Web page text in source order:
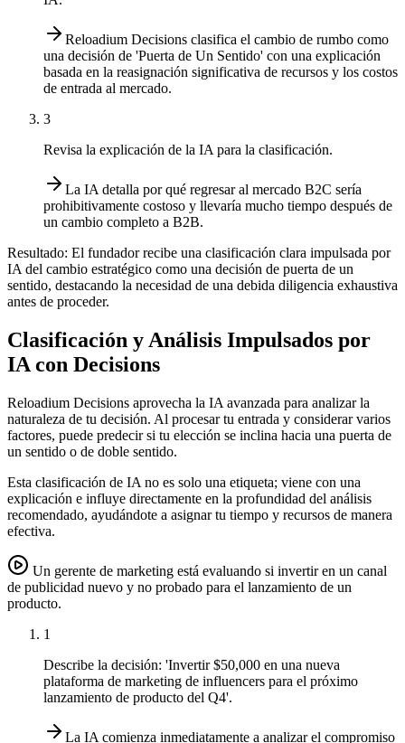
Reloadium Decisions clasifica el cambio de rumbo como
una decisión de 'Puerta de Un Sentido' con una explicación
basada en la reasignación significativa de recursos y los costos
de entrada al mercado.
3
Revisa la explicación de la IA para la clasificación.
La IA detalla por qué regresar al mercado B2C sería
prohibitivamente costoso y llevaría mucho tiempo después de
un cambio completo a B2B.
Resultado: El fundador recibe una clasificación clara impulsada por
IA del cambio estratégico como una decisión de puerta de un
sentido, destacando la necesidad de una debida diligencia exhaustiva
antes de proceder.
Clasificación y Análisis Impulsados por
IA con Decisions
Reloadium Decisions aprovecha la IA avanzada para analizar la
naturaleza de tu decisión. Al procesar tu entrada y considerar varios
factores, puede predecir si tu elección se inclina hacia una puerta de
un sentido o de doble sentido.
Esta clasificación de IA no es solo una etiqueta; viene con una
explicación e influye directamente en la profundidad del análisis
recomendado, ayudándote a asignar tu tiempo y recursos de manera
efectiva.
Un gerente de marketing está evaluando si invertir en un canal
de publicidad nuevo y no probado para el lanzamiento de un
producto.
1
Describe la decisión: 'Invertir $50,000 en una nueva
plataforma de marketing de influencers para el próximo
lanzamiento de producto del Q4'.
La IA comienza inmediatamente a analizar el compromiso